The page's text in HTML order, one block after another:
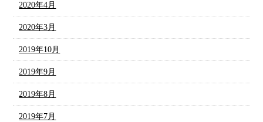
2020年4月
2020年3月
2019年10月
2019年9月
2019年8月
2019年7月